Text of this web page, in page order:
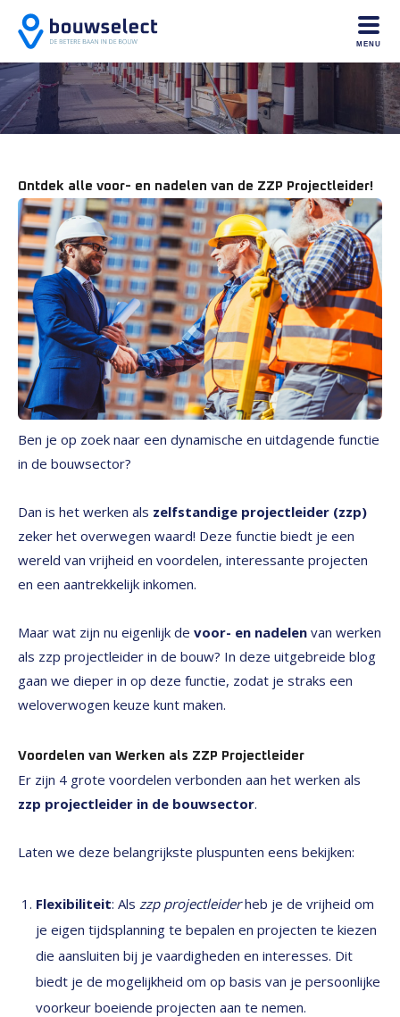
MENU
Ontdek alle voor- en nadelen van de ZZP Projectleider!
Ben je op zoek naar een dynamische en uitdagende functie
in de bouwsector?
Dan is het werken als zelfstandige projectleider (zzp)
zeker het overwegen waard! Deze functie biedt je een
wereld van vrijheid en voordelen, interessante projecten
en een aantrekkelijk inkomen.
Maar wat zijn nu eigenlijk de voor- en nadelen van werken
als zzp projectleider in de bouw? In deze uitgebreide blog
gaan we dieper in op deze functie, zodat je straks een
weloverwogen keuze kunt maken.
Voordelen van Werken als ZZP Projectleider
Er zijn 4 grote voordelen verbonden aan het werken als
zzp projectleider in de bouwsector.
Laten we deze belangrijkste pluspunten eens bekijken:
Flexibiliteit: Als zzp projectleiderheb je de vrijheid om
je eigen tijdsplanning te bepalen en projecten te kiezen
die aansluiten bij je vaardigheden en interesses. Dit
biedt je de mogelijkheid om op basis van je persoonlijke
voorkeur boeiende projecten aan te nemen.